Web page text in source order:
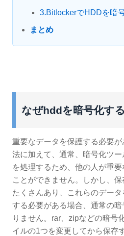
3.BitlockerでHDDを暗
まとめ
なぜhddを暗号化す
重要なデータを保護する必要
法に加えて、通常、暗号化ツ
を処理するため、他の人が重
ことができません。しかし、
たくさんあり、これらのデー
する必要がある場合、通常の
りません。rar、zipなどの暗号
イルの1つを変更してから保存